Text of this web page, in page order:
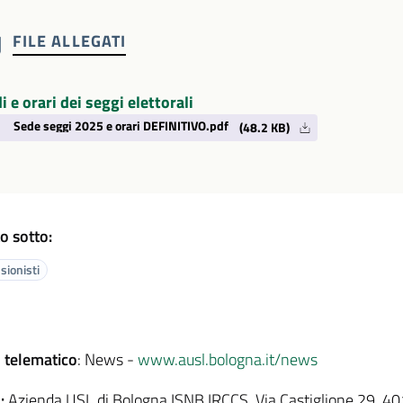
FILE ALLEGATI
e orari dei seggi elettorali
Sede seggi 2025 e orari DEFINITIVO.pdf (48.2 KB)
sotto:
: News -www.ausl.bologna.it/news